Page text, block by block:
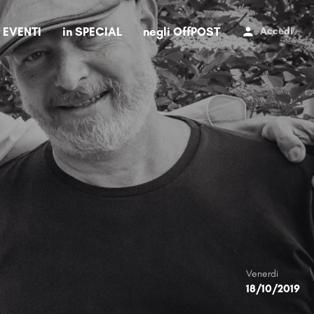
in SPECIAL negli OffPOST Accedi
Venerdi
18/10/2019